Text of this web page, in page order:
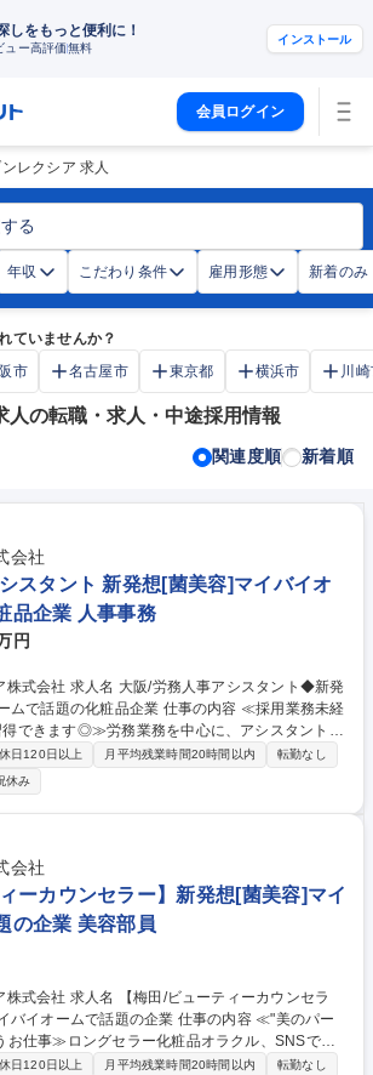
しをもっと便利に！
ュー高評価無料
インストール
会員ログイン
ンレクシア 求人
る
年収 こだわり条件 雇用形態 新着のみ
ていませんか？
市 名古屋市 東京都 横浜市 川
人の転職・求人・中途採用情報
関連度順 新着順
会社
スタント 新発想[菌美容]マイバイオ
品企業 人事事務
円
アシスタント◆新発
粧品企業 仕事の内容 ≪採用業務未経
得できます◎≫労務業務を中心に、アシスタント業
ータ入力・設定、書類作成、提出物の初期チェッ
ト業務」がメインです。 【労務】■給与/賞
ムPXの設定・入力)■勤怠締め(勤怠管理システム設
保険料住民税の手続き・書類作成■評価/昇給/賞与
【採用】■応募書類印刷・選考結果入力■面接日時
ーチ※必要に応じて【他】■入社/休職/退職等の資
(社労士へ外注)■労働条件通知書・各種証明書等の作
募集職種 大阪/労務人事アシスタ
バイオームで話題の化粧品企業
日120日以上 月平均残業時間20時間以内
転勤なし
休み
会社
ーカウンセラー】新発想[菌美容]マイ
の企業 美容部員
ーティーカウンセラ
で話題の企業 仕事の内容 ≪"美のパー
お仕事≫ロングセラー化粧品オラクル、SNSで話
ーム等、本当に良いものを自信を持ってお届け！
日120日以上 月平均残業時間20時間以内
転勤なし